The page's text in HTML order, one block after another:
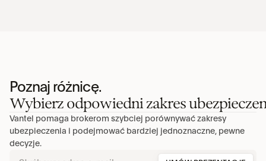
Poznaj różnicę.
Wybierz odpowiedni zakres
Vantel pomaga brokerom szybciej porównywać zakresy
ubezpieczenia i podejmować bardziej jednoznaczne, pewne
decyzje.